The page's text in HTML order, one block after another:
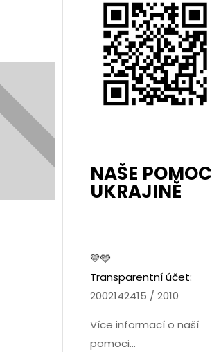
NAŠE POMOC
UKRAJINĚ
💛🩵
Transparentní účet:
2002142415 / 2010
Více informací o naší
pomoci...